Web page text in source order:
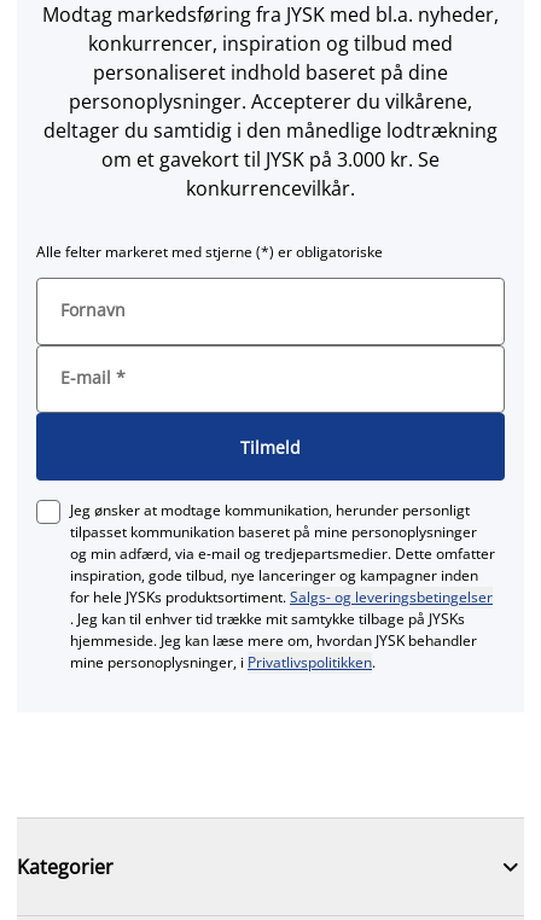
Modtag markedsføring fra JYSK med bl.a. nyheder,
konkurrencer, inspiration og tilbud med
personaliseret indhold baseret på dine
personoplysninger. Accepterer du vilkårene,
deltager du samtidig i den månedlige lodtrækning
om et gavekort til JYSK på 3.000 kr. Se
konkurrencevilkår.
Alle felter markeret med stjerne (*) er obligatoriske
Fornavn
E-mail *
Tilmeld
Jeg ønsker at modtage kommunikation, herunder personligt
tilpasset kommunikation baseret på mine personoplysninger
og min adfærd, via e‑mail og tredjepartsmedier. Dette omfatter
inspiration, gode tilbud, nye lanceringer og kampagner inden
for hele JYSKs produktsortiment.Salgs- og leveringsbetingelser
. Jeg kan til enhver tid trække mit samtykke tilbage på JYSKs
hjemmeside. Jeg kan læse mere om, hvordan JYSK behandler
mine personoplysninger, i Privatlivspolitikken.
Kategorier 